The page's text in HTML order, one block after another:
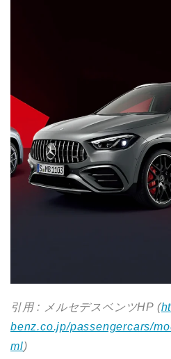
引用 : メルセデスベンツHP (
benz.co.jp/passengercars/
ml)